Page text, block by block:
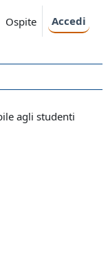
Ospite Accedi
agli studenti